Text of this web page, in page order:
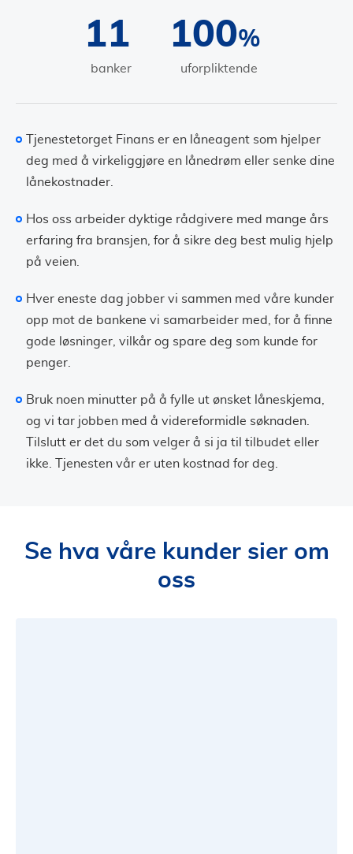
11
banker
100%
uforpliktende
Tjenestetorget Finans er en låneagent som hjelper
deg med å virkeliggjøre en lånedrøm eller senke dine
lånekostnader.
Hos oss arbeider dyktige rådgivere med mange års
erfaring fra bransjen, for å sikre deg best mulig hjelp
på veien.
Hver eneste dag jobber vi sammen med våre kunder
opp mot de bankene vi samarbeider med, for å finne
gode løsninger, vilkår og spare deg som kunde for
penger.
Bruk noen minutter på å fylle ut ønsket låneskjema,
og vi tar jobben med å videreformidle søknaden.
Tilslutt er det du som velger å si ja til tilbudet eller
ikke. Tjenesten vår er uten kostnad for deg.
Se hva våre kunder sier om
oss